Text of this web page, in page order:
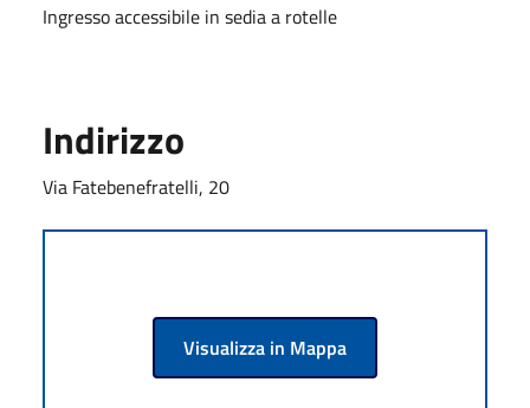
Ingresso accessibile in sedia a rotelle
Indirizzo
Via Fatebenefratelli, 20
Visualizza in Mappa